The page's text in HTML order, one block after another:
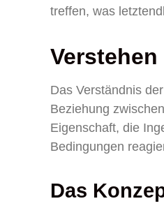
treffen, was
Das Verständnis
Beziehung
Eigenschaft, die
Bedingungen
Das